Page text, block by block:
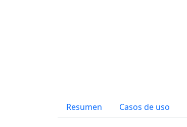
Resumen Casos de uso